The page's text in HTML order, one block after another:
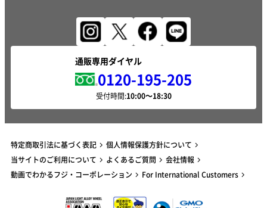
通販専用ダイヤル
0120-195-205
受付時間:
特定商取引法に基づく表記
個人情報保護方針について
当サイトのご利用について
よくあるご質問
会社情報
動画でわかるフジ・コーポレーション
For International Customers